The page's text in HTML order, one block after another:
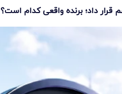
داد؛ برنده واقعی کدام است؟